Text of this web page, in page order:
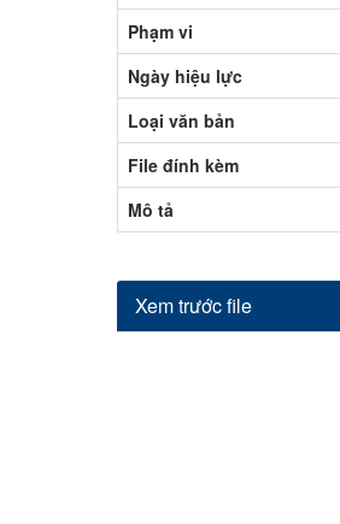
Phạm vi
Ngày hiệu lực
Loại văn bản
File đính kèm
Mô tả
Xem trước file